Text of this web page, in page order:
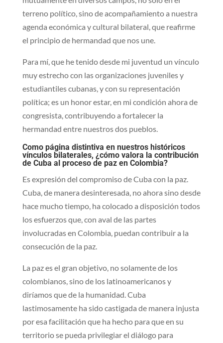
terreno político, sino de acompañamiento a nuestra
agenda económica y cultural bilateral, que reafirme
el principio de hermandad que nos une.
Para mí, que he tenido desde mi juventud un vínculo
muy estrecho con las organizaciones juveniles y
estudiantiles cubanas, y con su representación
política; es un honor estar, en mi condición ahora de
congresista, contribuyendo a fortalecer la
hermandad entre nuestros dos pueblos.
Como página distintiva en nuestros históricos
vínculos bilaterales, ¿cómo valora la contribución
de Cuba al proceso de paz en Colombia?
Es expresión del compromiso de Cuba con la paz.
Cuba, de manera desinteresada, no ahora sino desde
hace mucho tiempo, ha colocado a disposición todos
los esfuerzos que, con aval de las partes
involucradas en Colombia, puedan contribuir a la
consecución de la paz.
La paz es el gran objetivo, no solamente de los
colombianos, sino de los latinoamericanos y
diríamos que de la humanidad. Cuba
lastimosamente ha sido castigada de manera injusta
por esa facilitación que ha hecho para que en su
territorio se pueda privilegiar el diálogo para